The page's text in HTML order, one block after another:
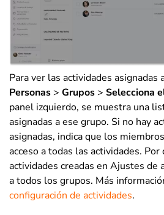
Para ver las actividades asignadas
Personas > Grupos > Selecciona
panel izquierdo, se muestra una
asignadas a ese grupo. Si no hay
asignadas, indica que los
acceso a todas las actividades.
actividades creadas en Ajustes de
a todos los grupos. Más
configuración de actividades.